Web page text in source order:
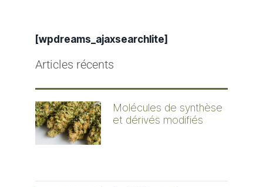
[wpdreams_ajaxsearchlite]
Articles récents
Molécules de synthèse
et dérivés modifiés